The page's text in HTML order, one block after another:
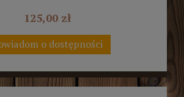
125,00 zł
o dostępności